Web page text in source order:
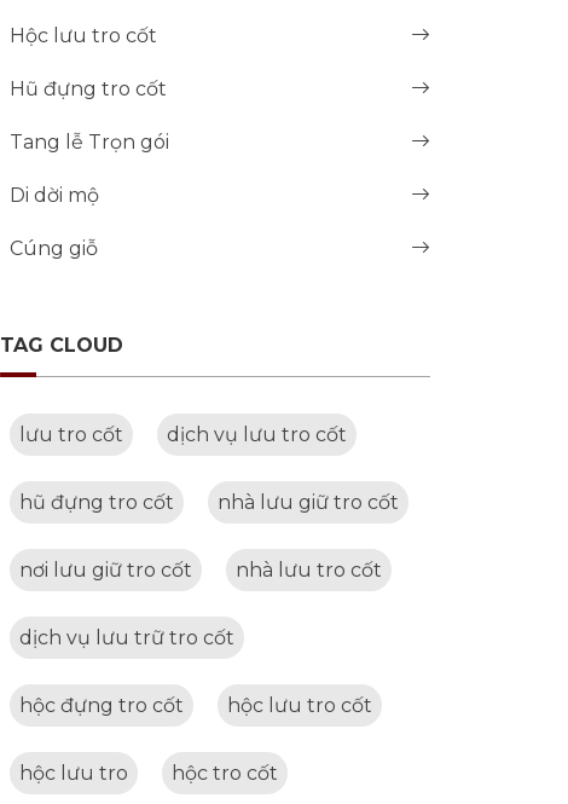
Hộc lưu tro cốt
Hũ đựng tro cốt
Tang lễ Trọn gói
Di dời mộ
Cúng giỗ
TAG CLOUD
lưu tro cốt dịch vụ lưu tro cốt
hũ đựng tro cốt nhà lưu giữ tro cốt
nơi lưu giữ tro cốt nhà lưu tro cốt
dịch vụ lưu trữ tro cốt
hộc đựng tro cốt hộc lưu tro cốt
hộc lưu tro hộc tro cốt